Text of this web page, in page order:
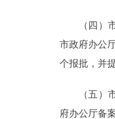
（四）市
市政府办公
个报批，并
（五）市
府办公厅备